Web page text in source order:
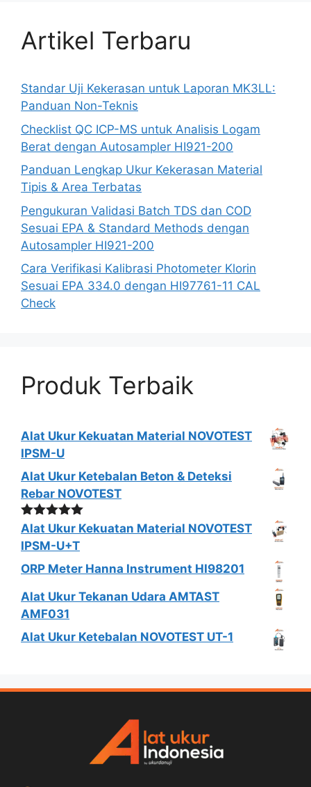
Artikel Terbaru
Standar Uji Kekerasan untuk Laporan MK3LL:
Panduan Non-Teknis
Checklist QC ICP-MS untuk Analisis Logam
Berat dengan Autosampler HI921-200
Panduan Lengkap Ukur Kekerasan Material
Tipis & Area Terbatas
Pengukuran Validasi Batch TDS dan COD
Sesuai EPA & Standard Methods dengan
Autosampler HI921-200
Cara Verifikasi Kalibrasi Photometer Klorin
Sesuai EPA 334.0 dengan HI97761-11 CAL
Check
Produk Terbaik
Alat Ukur Kekuatan Material NOVOTEST
IPSM-U
Alat Ukur Ketebalan Beton & Deteksi
Rebar NOVOTEST
Dinilai5.00
dari 5
Alat Ukur Kekuatan Material NOVOTEST
IPSM-U+T
ORP Meter Hanna Instrument HI98201
Alat Ukur Tekanan Udara AMTAST
AMF031
Alat Ukur Ketebalan NOVOTEST UT-1